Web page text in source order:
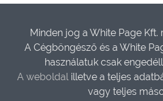
Minden jog a White Page Kft.
A Cégböngésző és a White
használatuk csak
A weboldal illetve a teljes
vagy teljes